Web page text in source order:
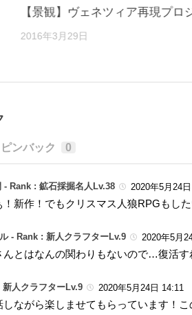
【景観】ヴェネツィア再現プロ
2016年3月29日
ピンバック 0
- Rank : 鉱石採掘名人Lv.38 2020年5月24
！新作！でもクリスマス人狼RPGもし
- Rank : 新人クラフターLv.9 2020年5月
んとはなんの関わりもないので…復活
新人クラフターLv.9 2020年5月24日 14:11
しながら楽しませてもらっています！